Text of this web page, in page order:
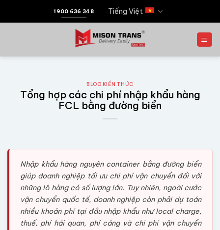
1900 636 348 Tiếng Việt
BLOG KIẾN THỨC
Tổng hợp các chi phí nhập khẩu hàng
FCL bằng đường biển
Nhập khẩu hàng nguyên container bằng đường biển
giúp doanh nghiệp tối ưu chi phí vận chuyển đối với
những lô hàng có số lượng lớn. Tuy nhiên, ngoài cước
vận chuyển quốc tế, doanh nghiệp còn phải dự toán
nhiều khoản phí tại đầu nhập khẩu như local charge,
thuế, phí hải quan, phí cảng và chi phí vận chuyển